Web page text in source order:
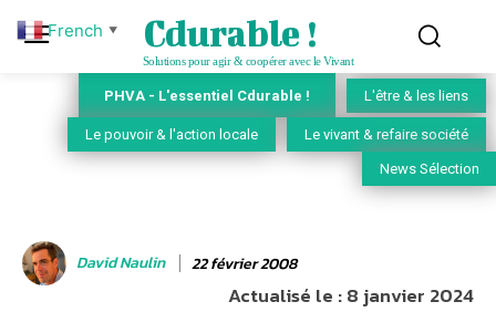
Cdurable !
Solutions pour agir & coopérer avec le Vivant
PHVA - L'essentiel Cdurable ! L'être & les liens
Le pouvoir & l'action locale Le vivant & refaire société
News Sélection
David Naulin 22 février 2008
Actualisé le :8 janvier 2024
French ▼